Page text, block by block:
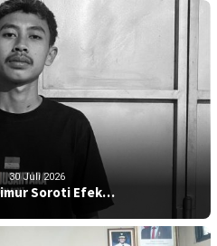
30 Juli 2026
Soroti Efek…